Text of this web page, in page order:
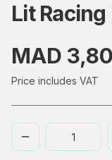
Lit
MAD
Price includes VAT